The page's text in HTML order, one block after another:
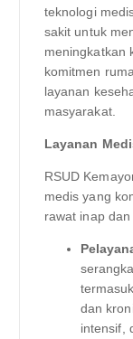
teknologi
sakit untuk
meningkatkan
komitmen
layanan
masyarakat.
Layanan
RSUD
medis yang
rawat inap dan
dan
intensif,